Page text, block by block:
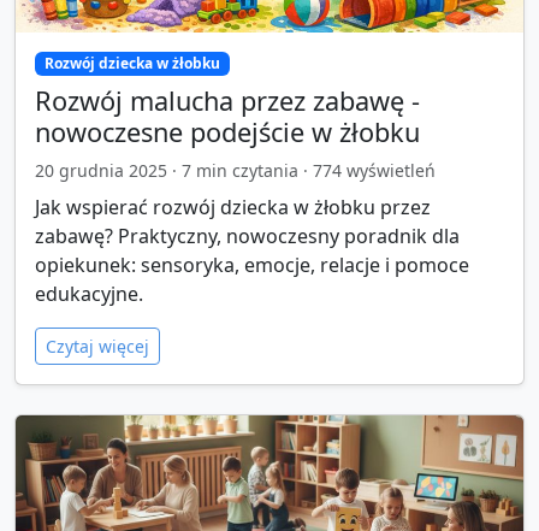
Rozwój dziecka w żłobku
Rozwój malucha przez zabawę -
nowoczesne podejście w żłobku
20 grudnia 2025 · 7 min czytania · 774 wyświetleń
Jak wspierać rozwój dziecka w żłobku przez
zabawę? Praktyczny, nowoczesny poradnik dla
opiekunek: sensoryka, emocje, relacje i pomoce
edukacyjne.
Czytaj więcej